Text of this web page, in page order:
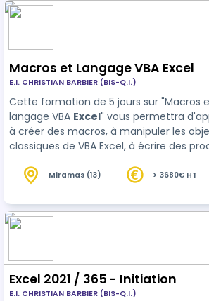
Macros et Langage VBA Excel
E.I. CHRISTIAN BARBIER (BIS-Q.I.)
Cette formation de 5 jours sur "Macros
langage VBA Excel" vous permettra
à créer des macros, à manipuler les
classiques de VBA Excel, à écrire des
de dialogue et des formulaires, et à
Miramas (13) > 3680€ HT
Excel 2021 / 365 - Initiation
E.I. CHRISTIAN BARBIER (BIS-Q.I.)